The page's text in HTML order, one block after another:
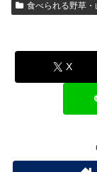
食べられる野草・
X